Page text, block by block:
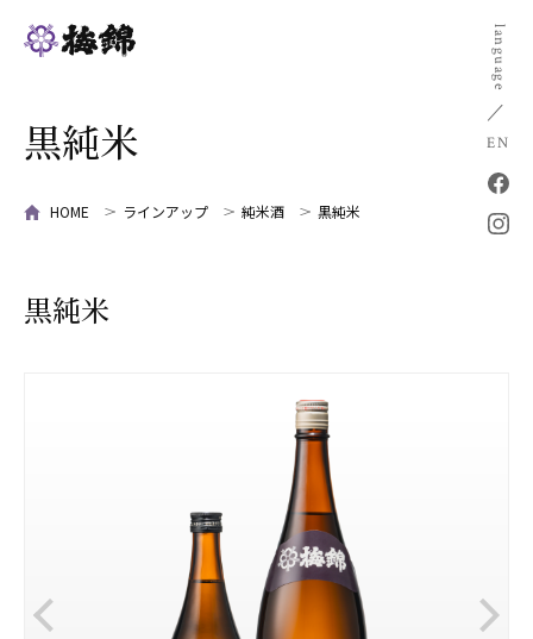
language
EN
黒純米
HOME ラインアップ 純米酒 黒純米
黒純米